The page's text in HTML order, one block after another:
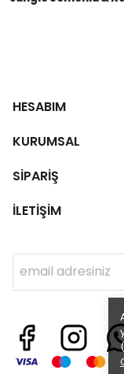
HESABIM
KURUMSAL
SİPARİŞ
İLETİŞİM